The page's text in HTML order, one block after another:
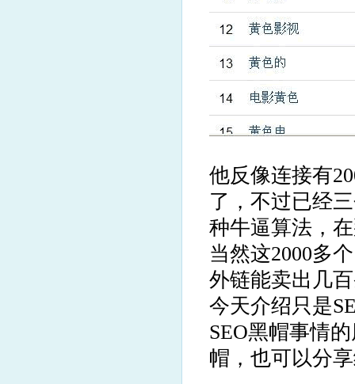
他反像连接有
了，不过已经
种牛逼算法，
当然这2000多
外链能卖出几
今天介绍只是
SEO黑帽事情
帽，也可以分